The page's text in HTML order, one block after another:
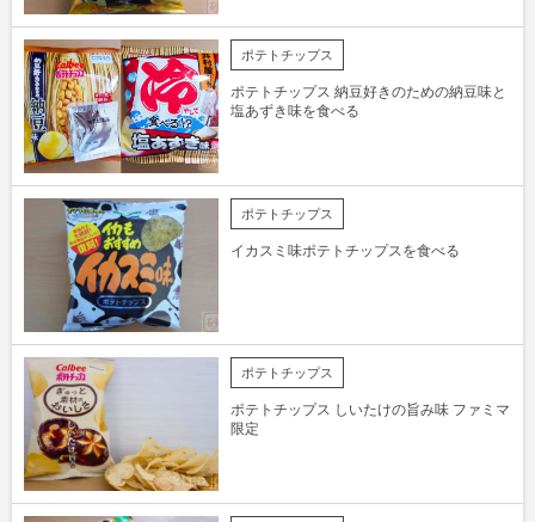
ポテトチップス
ポテトチップス 納豆好きのための納豆味と
塩あずき味を食べる
ポテトチップス
イカスミ味ポテトチップスを食べる
ポテトチップス
ポテトチップス しいたけの旨み味 ファミマ
限定